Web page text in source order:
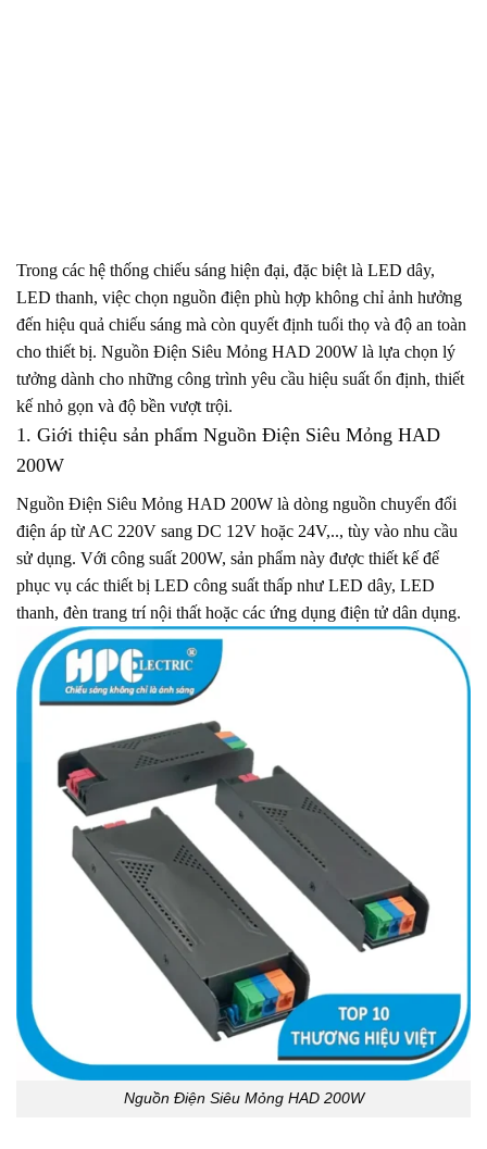
Trong các hệ thống chiếu sáng hiện đại, đặc biệt là LED dây,
LED thanh, việc chọn nguồn điện phù hợp không chỉ ảnh hưởng
đến hiệu quả chiếu sáng mà còn quyết định tuổi thọ và độ an toàn
cho thiết bị. Nguồn Điện Siêu Mỏng HAD 200W là lựa chọn lý
tưởng dành cho những công trình yêu cầu hiệu suất ổn định, thiết
kế nhỏ gọn và độ bền vượt trội.
1. Giới thiệu sản phẩm Nguồn Điện Siêu Mỏng HAD
200W
Nguồn Điện Siêu Mỏng HAD 200W là dòng nguồn chuyển đổi
điện áp từ AC 220V sang DC 12V hoặc 24V,.., tùy vào nhu cầu
sử dụng. Với công suất 200W, sản phẩm này được thiết kế để
phục vụ các thiết bị LED công suất thấp như LED dây, LED
thanh, đèn trang trí nội thất hoặc các ứng dụng điện tử dân dụng.
Nguồn Điện Siêu Mỏng HAD 200W